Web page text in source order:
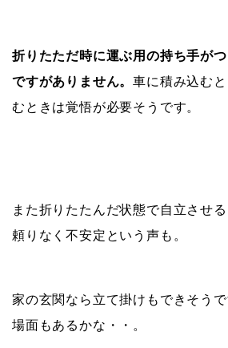
折りたただ時に運ぶ用の持ち手が
ですがありません。車に積み込む
むときは覚悟が必要そうです。
また折りたたんだ状態で自立させ
頼りなく不安定という声も。
家の玄関なら立て掛けもできそう
場面もあるかな・・。